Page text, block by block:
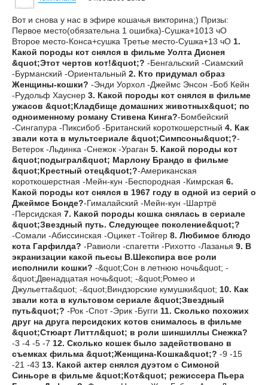
Вот и снова у нас в эфире кошачья викторина;) Призы:
Первое место(обязательна 1 ошибка)-Сушка+1013 чО
Второе место-Конса+сушка Третье место-Сушка+13 чО 1.
Какой породы кот снялся в фильме Уолта Диснея
&quot;Этот чертов кот!&quot;? -Бенгальский -Сиамский
-Бурманский -Ориентальный 2. Кто придумал образ
Женщины-кошки? -Энди Уорхол -Джеймс Энсон -Боб Кейн
-Рудольф Хауснер 3. Какой породы кот снялся в фильме
ужасов &quot;Кладбище домашних животных&quot; по
одноименному роману Стивена Кинга?-Бомбейский
-Сингапура -Пиксибоб -Британский короткошерстный 4. Как
звали кота в мультсериале &quot;Симпсоны&quot;?-
Ветерок -Льдинка -Снежок -Ураган 5. Какой породы кот
&quot;подыграл&quot; Марлону Брандо в фильме
&quot;Крестный отец&quot;?-Американская
короткошерстная -Мейн-кун -Беспородная -Кимрская 6.
Какой породы кот снялся в 1967 году в одной из серий о
Джеймсе Бонде?-Гималайский -Мейн-кун -Шартрё
-Персидская 7. Какой породы кошка снялась в сериале
&quot;Звездный путь. Следующее поколение&quot;?
-Сомали -Абиссинская -Оцикет -Тойгер 8. Любимое блюдо
кота Гарфилда? -Равиоли -спагетти -Рихотто -Лазанья 9. В
экранизации какой пьесы В.Шекспира все роли
исполнили кошки? -&quot;Сон в летнюю ночь&quot; -
&quot;Двенадцатая ночь&quot; -&quot;Ромео и
Джульетта&quot; -&quot;Виндзорские кумушки&quot; 10. Как
звали кота в культовом сериале &quot;Звездный
путь&quot;? -Рок -Спот -Эрик -Бугги 11. Сколько похожих
друг на друга персидских котов снималось в фильме
&quot;Стюарт Литтл&quot; в роли шиншиллы Снежка?
-3 -4 -5 -7 12. Сколько кошек было задействовано в
съемках фильма &quot;Женщина-Кошка&quot;? -9 -15
-21 -43 13. Какой актер снялся дуэтом с Симоной
Синьоре в фильме &quot;Кот&quot; режиссера Пьера